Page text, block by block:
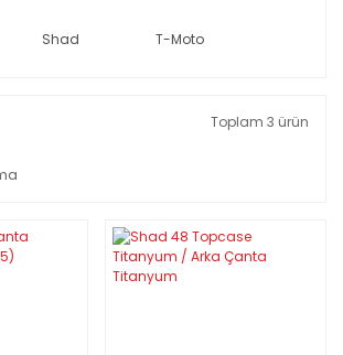
Shad T-Moto
Toplam 3 ürün